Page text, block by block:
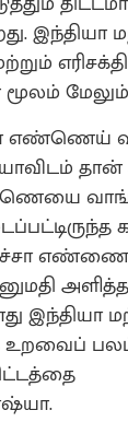
மூலம்
எண்ணெய்
கச்சா
இந்தியா